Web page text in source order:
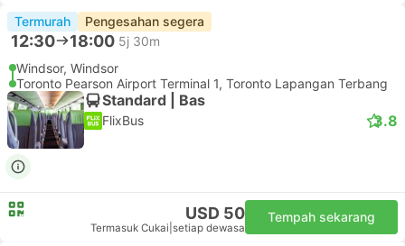
Termurah Pengesahan segera
12:30 18:00 5j 30m
Windsor, Windsor
Toronto Pearson Airport Terminal 1, Toronto Lapangan Terbang
Standard | Bas
FlixBus 3.8
USD 50
Termasuk Cukai setiap dewasa
Tempah sekarang